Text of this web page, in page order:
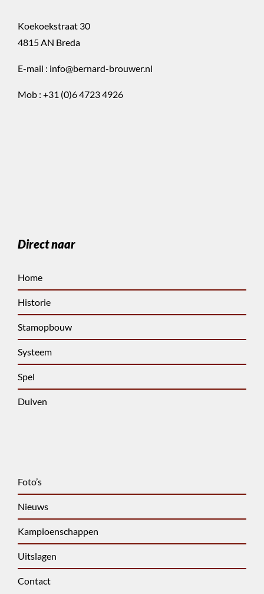
Koekoekstraat 30
4815 AN Breda
E-mail : info@bernard-brouwer.nl
Mob : +31 (0)6 4723 4926
Direct naar
Home
Historie
Stamopbouw
Systeem
Spel
Duiven
Foto’s
Nieuws
Kampioenschappen
Uitslagen
Contact